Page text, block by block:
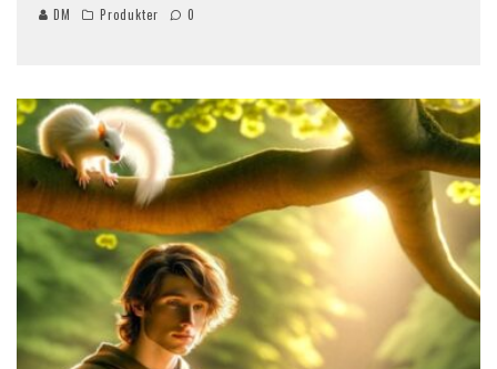
DM Produkter 0